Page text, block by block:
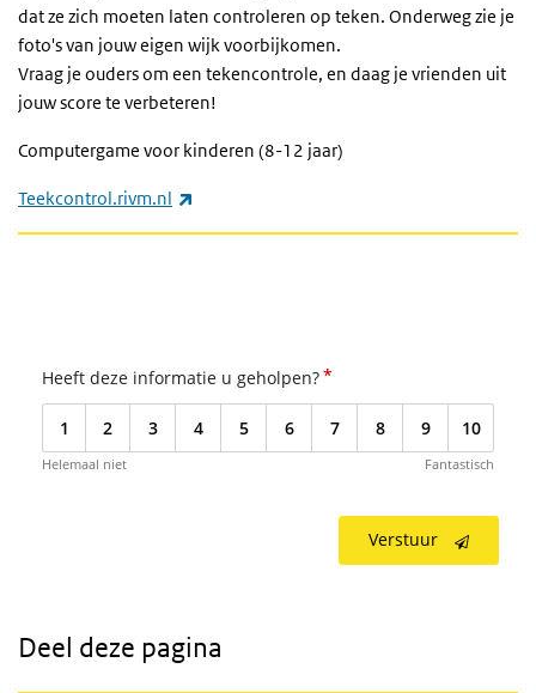
dat ze zich moeten laten controleren op teken. Onderweg zie je
foto's van jouw eigen wijk voorbijkomen.
Vraag je ouders om een tekencontrole, en daag je vrienden uit
jouw score te verbeteren!
Computergame voor kinderen (8-12 jaar)
Teekcontrol.rivm.nl
Heeft deze informatie u geholpen?*
1 2 3 4 5 6 7 8 9 10
Helemaal niet Fantastisch
Verstuur
Deel deze pagina